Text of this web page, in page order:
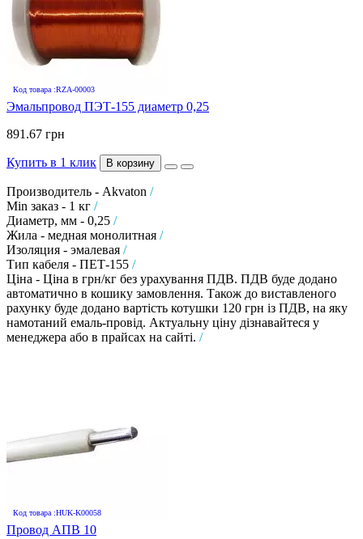
Код товара :RZA-00003
Эмальпровод ПЭТ-155 диаметр 0,25
891.67 грн
Купить в 1 клик В корзину
Производитель - Akvaton /
Min заказ - 1 кг /
Диаметр, мм - 0,25 /
Жила - медная монолитная /
Изоляция - эмалевая /
Тип кабеля - ПЕТ-155 /
Ціна - Ціна в грн/кг без урахування ПДВ. ПДВ буде додано
автоматично в кошику замовлення. Також до виставленого
рахунку буде додано вартість котушки 120 грн із ПДВ, на яку
намотаний емаль-провід. Актуальну ціну дізнавайтеся у
менеджера або в прайсах на сайті. /
Код товара :HUK-K00058
Провод АПВ 10